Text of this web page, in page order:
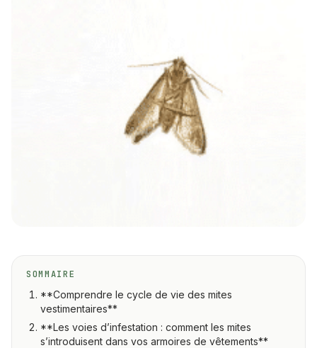
09 80 80 33 56
SOMMAIRE
**Comprendre le cycle de vie des mites
vestimentaires**
**Les voies d’infestation : comment les mites
s’introduisent dans vos armoires de vêtements**